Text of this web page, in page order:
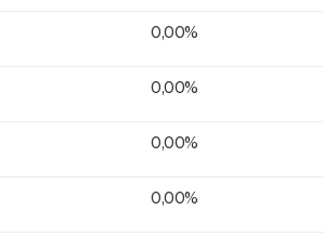
0,00%
0,00%
0,00%
0,00%